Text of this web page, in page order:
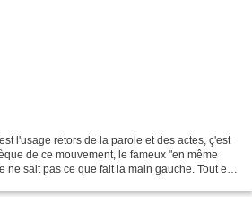
l'usage retors de la parole et des actes, ç'est
de ce mouvement, le fameux "en même
ne sait pas ce que fait la main gauche. Tout est